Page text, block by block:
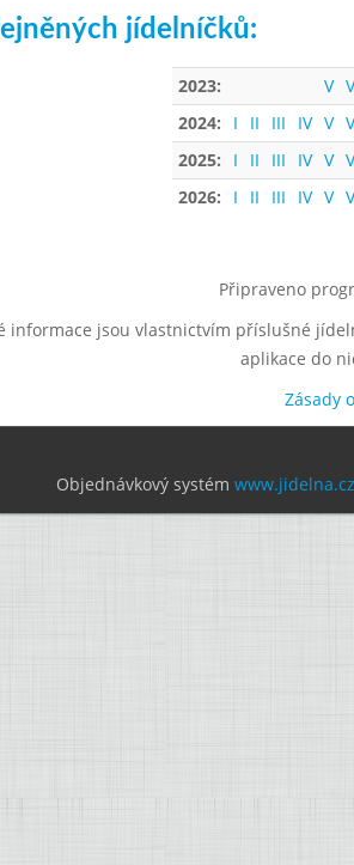
jídelníčků:
2023: V
2024:
I II III IV V
2025:
I II III IV V
2026:
I II III IV V
Připraveno
informace jsou vlastnictvím příslušné
aplikace do
Zásady
Objednávkový systém www.jidelna.cz